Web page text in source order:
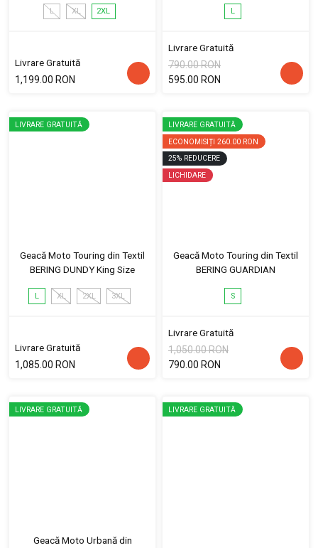
L XL 2XL
Livrare Gratuită
1,199.00 RON
L
Livrare Gratuită
790.00 RON
595.00 RON
LIVRARE GRATUITĂ
Geacă Moto Touring din Textil
BERING DUNDY King Size
L XL 2XL 3XL
Livrare Gratuită
1,085.00 RON
LIVRARE GRATUITĂ
ECONOMISIȚI 260.00 RON
25% REDUCERE
LICHIDARE
Geacă Moto Touring din Textil
BERING GUARDIAN
S
Livrare Gratuită
1,050.00 RON
790.00 RON
LIVRARE GRATUITĂ
Geacă Moto Urbană din
LIVRARE GRATUITĂ